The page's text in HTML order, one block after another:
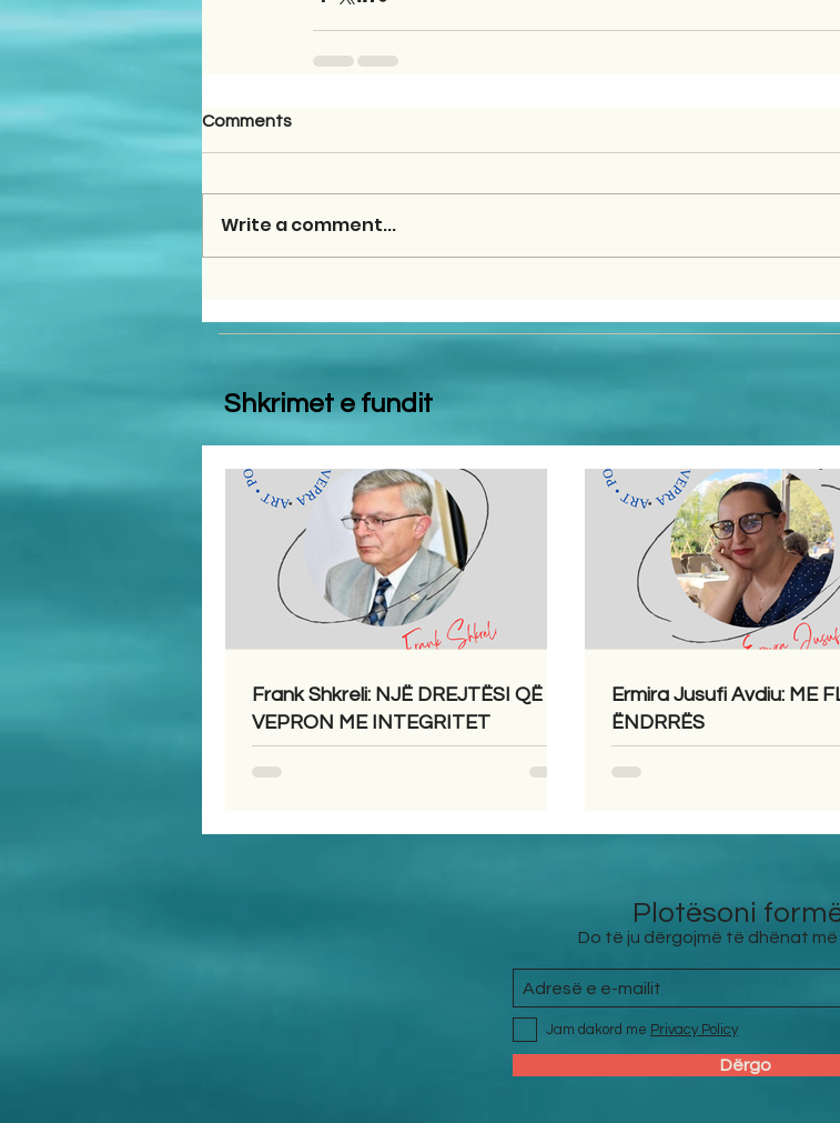
Comments
Write a comment...
Shkrimet e fundit
Frank Shkreli: NJË DREJTËSI QË
VEPRON ME INTEGRITET
Ermira Jusufi Avdiu: ME
ËNDRRËS
Plotësoni
Do të ju dërgojmë të dhënat
Jam dakord me Privacy Policy
Dërgo